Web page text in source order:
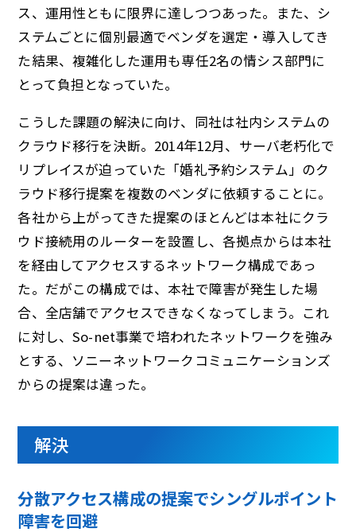
ス、運用性ともに限界に達しつつあった。また、シ
ステムごとに個別最適でベンダを選定・導入してき
た結果、複雑化した運用も専任2名の情シス部門に
とって負担となっていた。
こうした課題の解決に向け、同社は社内システムの
クラウド移行を決断。2014年12月、サーバ老朽化で
リプレイスが迫っていた「婚礼予約システム」のク
ラウド移行提案を複数のベンダに依頼することに。
各社から上がってきた提案のほとんどは本社にクラ
ウド接続用のルーターを設置し、各拠点からは本社
を経由してアクセスするネットワーク構成であっ
た。だがこの構成では、本社で障害が発生した場
合、全店舗でアクセスできなくなってしまう。これ
に対し、So-net事業で培われたネットワークを強み
とする、ソニーネットワークコミュニケーションズ
からの提案は違った。
解決
分散アクセス構成の提案でシングルポイント
障害を回避